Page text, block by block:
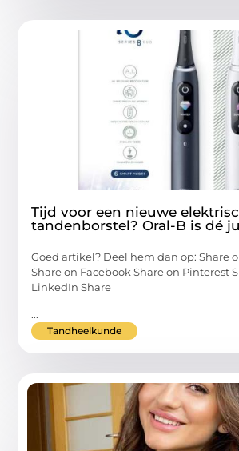
Tijd voor een nieuwe
tandenborstel? Oral-B is dé
Goed artikel? Deel hem dan op: Share
Share on Facebook Share on Pinterest
LinkedIn Share
...
Tandheelkunde